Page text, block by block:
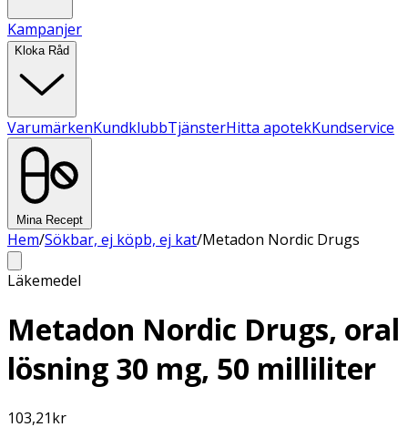
Kampanjer
Kloka Råd
VarumärkenKundklubbTjänsterHitta apotekKundservice
Mina Recept
Hem/Sökbar, ej köpb, ej kat/Metadon Nordic Drugs
Läkemedel
Metadon Nordic Drugs, oral
lösning 30 mg, 50 milliliter
103,21kr